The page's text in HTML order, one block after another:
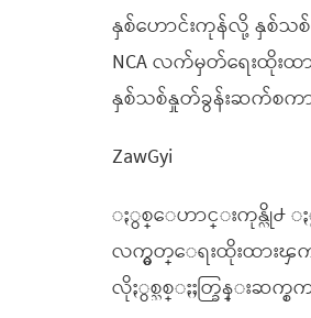
နှစ်ဟောင်းကုန်လို့ နှစ်သ
NCA လက်မှတ်ရေးထိုး
နှစ်သစ်နှုတ်ခွန်းဆက်စကာ
ZawGyi
ႏွစ္ေဟာင္းကုန္လို႕ ႏွစ္သ
လက္မွတ္ေရးထိုးထား
လိုႏွစ္သစ္ႏႈတ္ခြန္းဆက္